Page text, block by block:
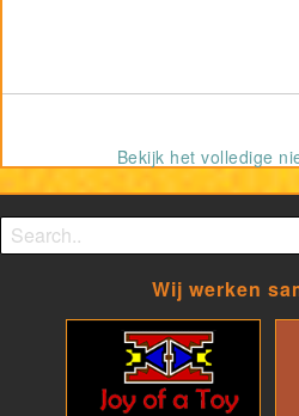
Bekijk het volledige
Search form
Search
Wij werken